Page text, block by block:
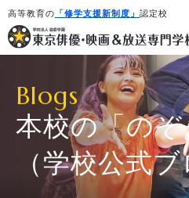
高等教育の 「修学支援新制度」 認定校
Blogs
本校の「の
（学校公式